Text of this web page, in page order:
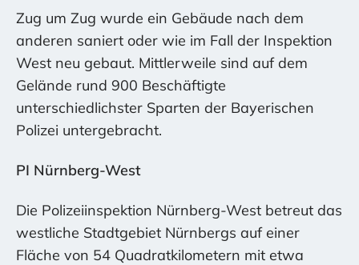
Zug um Zug wurde ein Gebäude nach dem
anderen saniert oder wie im Fall der Inspektion
West neu gebaut. Mittlerweile sind auf dem
Gelände rund 900 Beschäftigte
unterschiedlichster Sparten der Bayerischen
Polizei untergebracht.
PI Nürnberg-West
Die Polizeiinspektion Nürnberg-West betreut das
westliche Stadtgebiet Nürnbergs auf einer
Fläche von 54 Quadratkilometern mit etwa